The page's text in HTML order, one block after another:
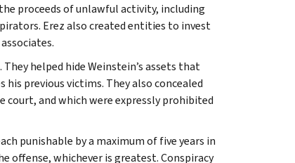
proceeds of unlawful activity, including
Erez also created entities to invest
helped hide Weinstein’s assets that
previous victims. They also concealed
court, and which were expressly prohibited
punishable by a maximum of five years in
offense, whichever is greatest. Conspiracy